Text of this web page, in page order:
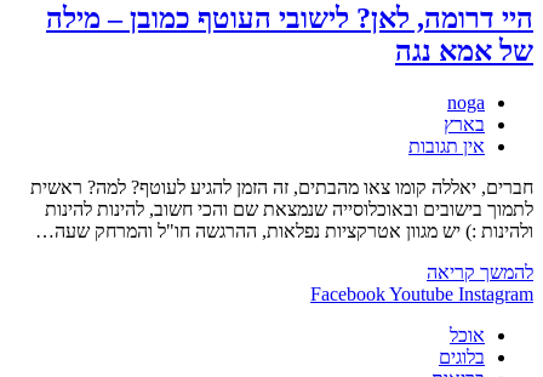
היי דרומה, לאן? לישובי העוטף כמובן – מילה
של אמא נגה
מחבר:
noga
קטגוריה:
בארץ
תגובות:
אין תגובות
חברים, יאללה קומו צאו מהבתים, זה הזמן להגיע לעוטף? למה? ראשית
לתמוך בישובים ובאוכלוסייה שנמצאת שם והכי חשוב, להינות להינות
ולהינות :) יש מגוון אטרקציות נפלאות, ההרגשה חו"ל והמרחק שעה…
להמשך קריאההיי
דרומה,FacebookYoutube Instagram
אוכל
בלוגים